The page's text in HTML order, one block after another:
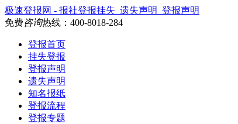
极速登报网 - 报社登报挂失_遗失声明_登报声明
免费咨询热线： 400-8018-284
登报首页
挂失登报
登报声明
遗失声明
知名报纸
登报流程
登报专题